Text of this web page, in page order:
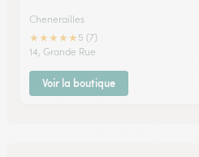
Chenerailles
★★★★★ 5 (7)
14, Grande Rue
Voir la boutique